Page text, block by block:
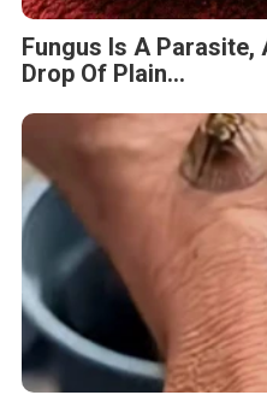
Fungus Is A Parasite,
Drop Of Plain...